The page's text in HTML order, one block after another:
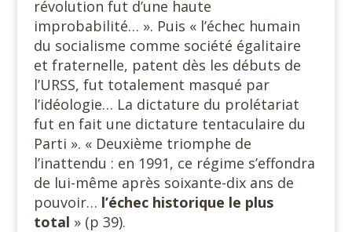
révolution fut d’une haute
improbabilité… ». Puis « l’échec humain
du socialisme comme société égalitaire
et fraternelle, patent dès les débuts de
l’URSS, fut totalement masqué par
l’idéologie… La dictature du prolétariat
fut en fait une dictature tentaculaire du
Parti ». « Deuxième triomphe de
l’inattendu : en 1991, ce régime s’effondra
de lui-même après soixante-dix ans de
pouvoir… l’échec historique le plus
total » (p 39).